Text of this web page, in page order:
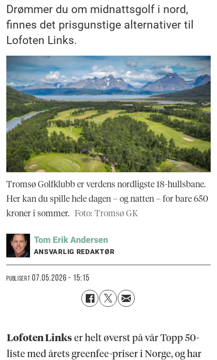
Drømmer du om midnattsgolf i nord,
finnes det prisgunstige alternativer til
Lofoten Links.
Tromsø Golfklubb er verdens nordligste 18-hullsbane.
Her kan du spille hele dagen – og natten – for bare 650
kroner i sommer. Foto: Tromsø GK
Tom Erik Andersen
ANSVARLIG REDAKTØR
PUBLISERT 07.05.2026 - 15:15
Lofoten Links er helt øverst på vår Topp 50-
liste med årets greenfee-priser i Norge, og har